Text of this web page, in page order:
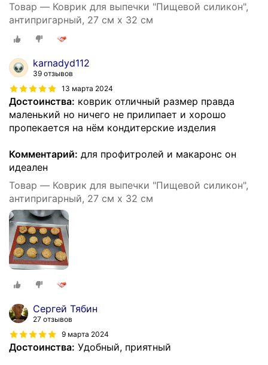
Товар — Коврик для выпечки "Пищевой силикон",
антипригарный, 27 см x 32 см
karnadyd112
39 отзывов
13 марта 2024
Достоинства: коврик отличный размер правда
маленький но ничего не прилипает и хорошо
пропекается на нём кондитерские изделия
Комментарий: для профитролей и макаронс он
идеален
Товар — Коврик для выпечки "Пищевой силикон",
антипригарный, 27 см x 32 см
Сергей Тябин
27 отзывов
9 марта 2024
Достоинства: Удобный, приятный